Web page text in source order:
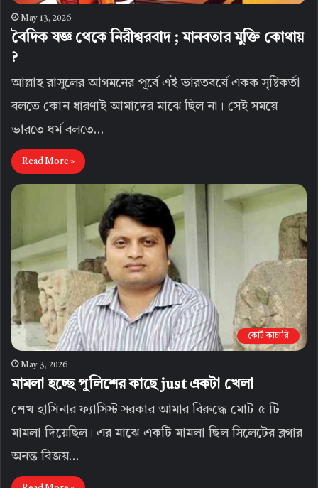
May 13, 2026
বৈদিক যজ্ঞ থেকে নিরীশ্বরবাদ ; মানবতার মুক্তি কোথায়
?
আল্লাহ রাসুলের আগমনের পূর্বে এই ভারতবর্ষে একক সৃষ্টিকর্তা
বলতে কোন ধারণাই আমাদের মাঝে ছিল না। সেই সময়ে
ভারতে ধর্ম বলতে…
Read More »
কোর্ট কাচারি
May 3, 2026
মামলা হচ্ছে পুলিশের কাছে just একটা খেলা
শেখ হাসিনার ফ্যাসিস্ট সরকার আমার বিরুদ্ধে মোট ৫ টি
মামলা দিয়েছিল। এর মাঝে একটি মামলা ছিল সিলেটের ব্লগার
অনন্ত বিজয়…